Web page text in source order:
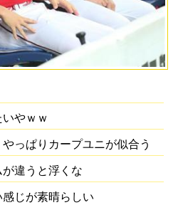
やｗｗ
っぱりカープユニが似合う
違うと浮くな
じが素晴らしい